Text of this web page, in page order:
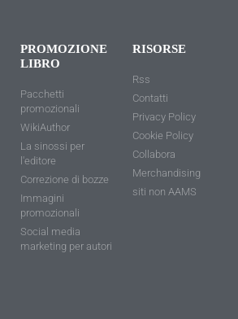
PROMOZIONE
LIBRO
Pacchetti
promozionali
WikiAuthor
La sinossi per
l'editore
Correzione di bozze
Immagini
promozionali
Social media
marketing per autori
RISORSE
Rss
Contatti
Privacy Policy
Cookie Policy
Collabora
Merchandising
siti non AAMS